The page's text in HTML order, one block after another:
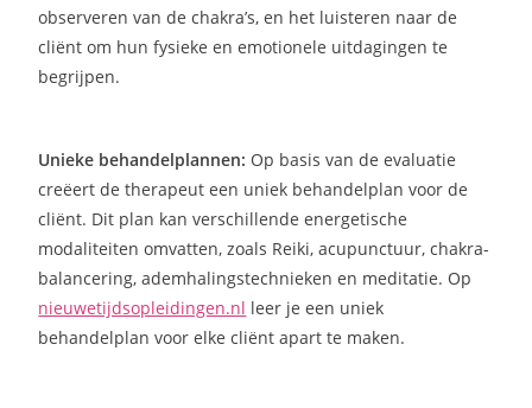
observeren van de chakra’s, en het luisteren naar de
cliënt om hun fysieke en emotionele uitdagingen te
begrijpen.
Unieke behandelplannen: Op basis van de evaluatie
creëert de therapeut een uniek behandelplan voor de
cliënt. Dit plan kan verschillende energetische
modaliteiten omvatten, zoals Reiki, acupunctuur, chakra-
balancering, ademhalingstechnieken en meditatie. Op
nieuwetijdsopleidingen.nl leer je een uniek
behandelplan voor elke cliënt apart te maken.